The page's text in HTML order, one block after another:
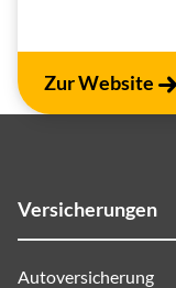
Zur Website
Versicherungen
Autoversicherung